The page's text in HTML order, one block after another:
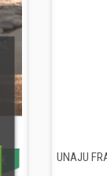
UNAJU